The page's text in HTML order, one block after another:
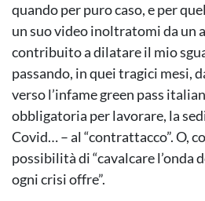
quando per puro caso, e per
un suo video inoltratomi da un
contribuito a dilatare il mio
passando, in quei tragici mesi,
verso l’infame green pass
obbligatoria per lavorare, la
Covid… – al “contrattacco”. O,
possibilità di “cavalcare l’onda
ogni crisi offre”.